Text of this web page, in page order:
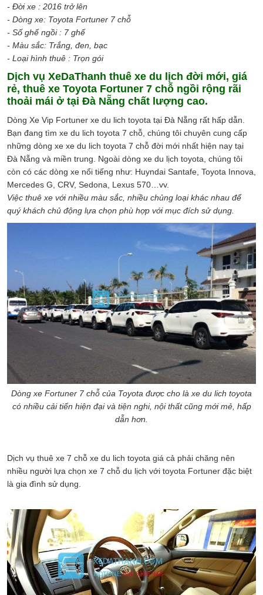
- Đời xe : 2016 trở lên
- Dòng xe: Toyota Fortuner 7 chỗ
- Số ghế ngồi : 7 ghế
- Màu sắc: Trắng, đen, bạc
- Loại hình thuê : Trọn gói
Dịch vụ XeDaThanh thuê xe du lịch đời mới, giá
rẻ, thuê xe Toyota Fortuner 7 chỗ ngồi rộng rãi
thoải mái ở tại Đà Nẵng chất lượng cao.
Dòng Xe Vip Fortuner xe du lich toyota tại Đà Nẵng rất hấp dẫn.
Bạn đang tìm xe du lich toyota 7 chỗ, chúng tôi chuyên cung cấp
những dòng xe xe du lich toyota 7 chỗ đời mới nhất hiện nay tại
Đà Nẵng và miền trung. Ngoài dòng xe du lịch toyota, chúng tôi
còn có các dòng xe nổi tiếng như: Huyndai Santafe, Toyota Innova,
Mercedes G, CRV, Sedona, Lexus 570…vv.
Việc thuê xe với nhiều màu sắc, nhiều chủng loại khác nhau để
quý khách chủ động lựa chọn phù hợp với mục đích sử dụng.
Dòng xe Fortuner 7 chỗ của Toyota được cho là xe du lich toyota
có nhiều cải tiến hiện đại và tiện nghi, nội thất cũng mới mẻ, hấp
dẫn hơn.
Dịch vụ thuê xe 7 chỗ xe du lich toyota giá cả phải chăng nên
nhiều người lựa chọn xe 7 chỗ du lịch với toyota Fortuner đặc biệt
là gia đình sử dụng.